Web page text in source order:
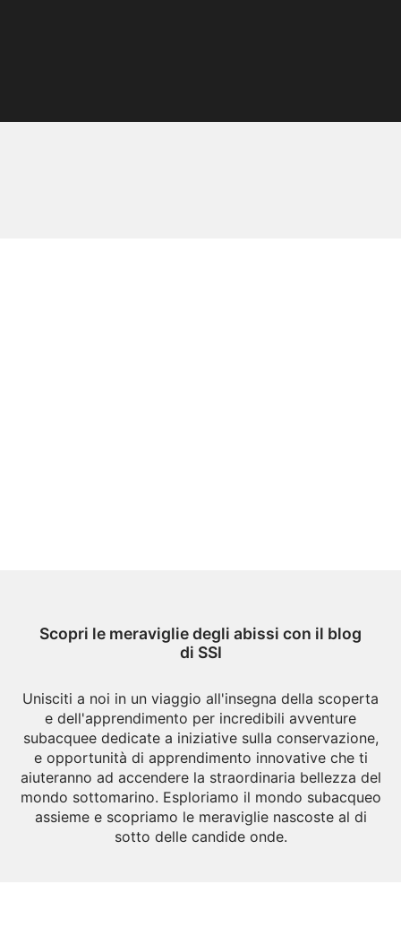
Scopri le meraviglie degli abissi con il blog
di SSI
Unisciti a noi in un viaggio all'insegna della scoperta
e dell'apprendimento per incredibili avventure
subacquee dedicate a iniziative sulla conservazione,
e opportunità di apprendimento innovative che ti
aiuteranno ad accendere la straordinaria bellezza del
mondo sottomarino. Esploriamo il mondo subacqueo
assieme e scopriamo le meraviglie nascoste al di
sotto delle candide onde.